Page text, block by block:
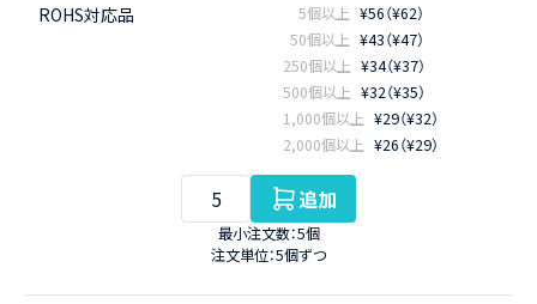
ROHS対応品 5個以上 ¥56（¥62）
50個以上 ¥43（¥47）
250個以上 ¥34（¥37）
500個以上 ¥32（¥35）
1,000個以上 ¥29（¥32）
2,000個以上 ¥26（¥29）
追加
最小注文数：5個
注文単位：5個ずつ